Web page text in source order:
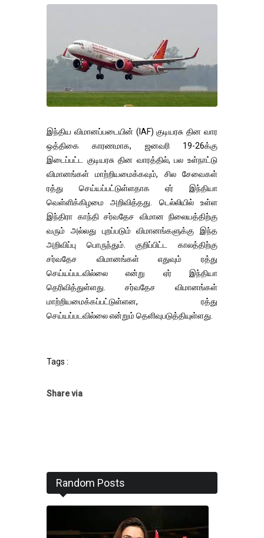
இந்திய விமானப்படையின் (IAF) குடியரசு தின வார
ஒத்திகை காரணமாக, ஜனவரி 19-26க்கு
இடைப்பட்ட குடியரசு தின வாரத்தில், பல உள்நாட்டு
விமானங்கள் மாற்றியமைக்கவும், சில சேவைகள்
ரத்து செய்யப்பட்டுள்ளதாக ஏர் இந்தியா
வெள்ளிக்கிழமை அறிவித்தது. டெல்லியில் உள்ள
இந்திரா காந்தி சர்வதேச விமான நிலையத்திற்கு
வரும் அல்லது புறப்படும் விமானங்களுக்கு இந்த
அறிவிப்பு பொருந்தும். குறிப்பிட்ட காலத்திற்கு
சர்வதேச விமானங்கள் எதுவும் ரத்து
செய்யப்படவில்லை என்று ஏர் இந்தியா
தெரிவித்துள்ளது. சர்வதேச விமானங்கள்
மாற்றியமைக்கப்பட்டுள்ளன, ரத்து
செய்யப்படவில்லை என்றும் தெளிவுபடுத்தியுள்ளது.
Tags :
Share via
Random Posts